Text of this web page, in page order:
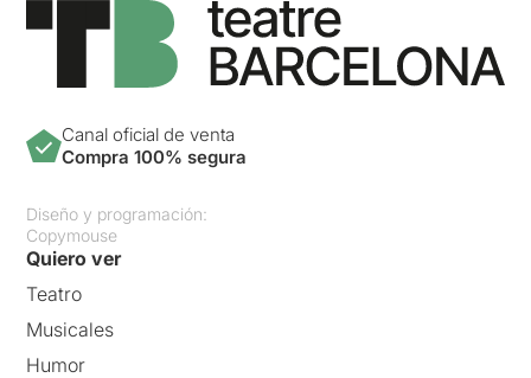
Canal oficial de venta
Compra 100% segura
Diseño y programación:
Copymouse
Quiero ver
Teatro
Musicales
Humor